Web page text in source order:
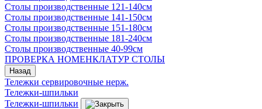
Столы производственные 121-140см
Столы производственные 141-150см
Столы производственные 151-180см
Столы производственные 181-240см
Столы производственные 40-99см
ПРОВЕРКА НОМЕНКЛАТУР СТОЛЫ
Назад
Тележки сервировочные нерж.
Тележки-шпильки
Тележки-шпильки